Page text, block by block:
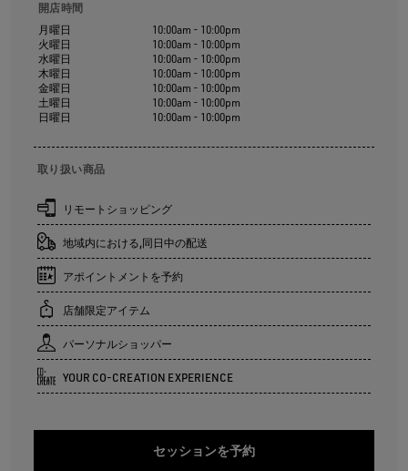
開店時間
月曜日
火曜日
水曜日
木曜日
金曜日
土曜日
日曜日
10:00am - 10:00pm
10:00am - 10:00pm
10:00am - 10:00pm
10:00am - 10:00pm
10:00am - 10:00pm
10:00am - 10:00pm
10:00am - 10:00pm
取り扱い商品
リモートショッピング
地域内における,同日中の配送
アポイントメントを予約
店舗限定アイテム
パーソナルショッパー
YOUR CO-CREATION EXPERIENCE
セッションを予約